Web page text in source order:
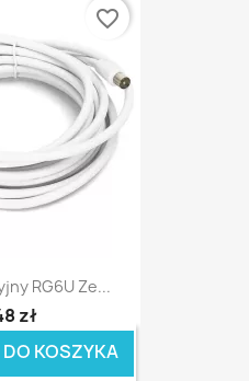
RG6U Ze...
zł
DO KOSZYKA
favorite_border